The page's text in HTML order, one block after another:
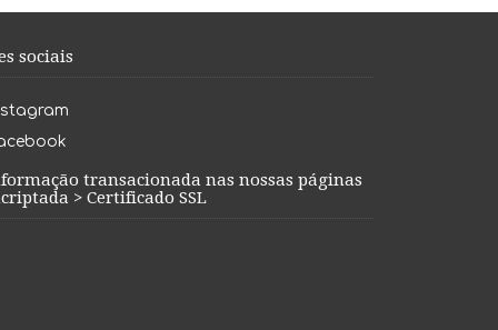
sociais
transacionada nas nossas páginas
> Certificado SSL